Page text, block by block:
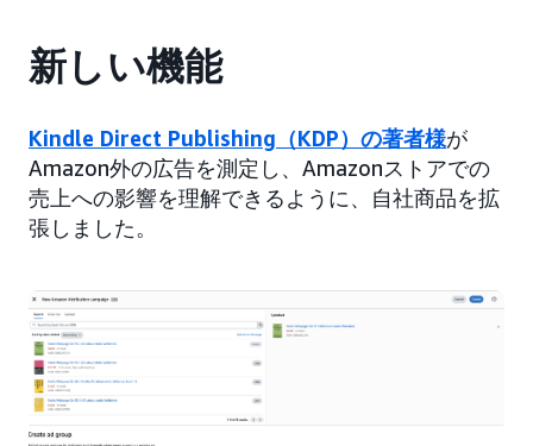
新しい機能
Kindle Direct Publishing（KDP）の著者様が
Amazon外の広告を測定し、Amazonストアでの
売上への影響を理解できるように、自社商品を拡
張しました。